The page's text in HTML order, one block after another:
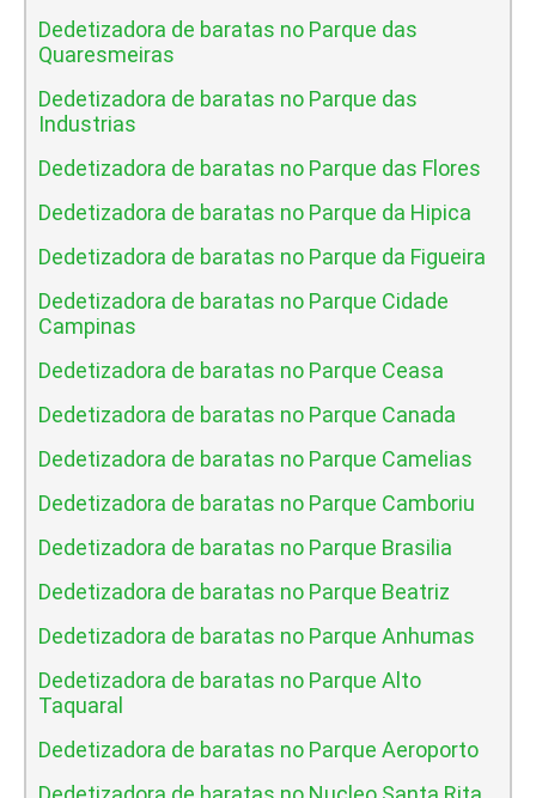
Dedetizadora de baratas no Parque das
Quaresmeiras
Dedetizadora de baratas no Parque das
Industrias
Dedetizadora de baratas no Parque das Flores
Dedetizadora de baratas no Parque da Hipica
Dedetizadora de baratas no Parque da Figueira
Dedetizadora de baratas no Parque Cidade
Campinas
Dedetizadora de baratas no Parque Ceasa
Dedetizadora de baratas no Parque Canada
Dedetizadora de baratas no Parque Camelias
Dedetizadora de baratas no Parque Camboriu
Dedetizadora de baratas no Parque Brasilia
Dedetizadora de baratas no Parque Beatriz
Dedetizadora de baratas no Parque Anhumas
Dedetizadora de baratas no Parque Alto
Taquaral
Dedetizadora de baratas no Parque Aeroporto